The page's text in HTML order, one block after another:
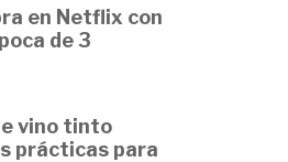
en Netflix con
de 3
vino tinto
prácticas para